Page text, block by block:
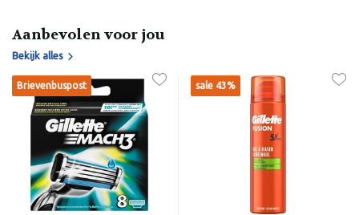
Aanbevolen voor jou
Bekijk alles
Brievenbuspost sale 43%